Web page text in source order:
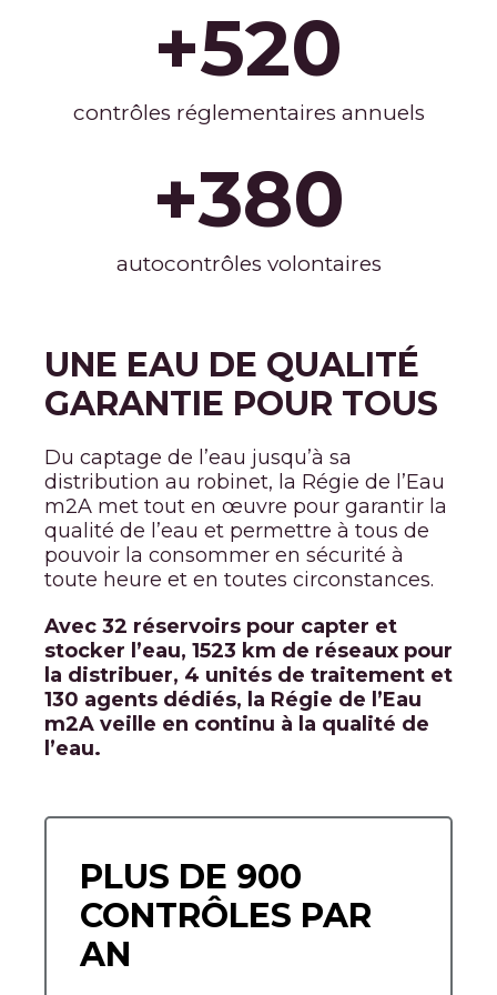
contrôles réglementaires annuels
+520
autocontrôles volontaires
+380
UNE EAU DE QUALITÉ
GARANTIE POUR TOUS
Du captage de l’eau jusqu’à sa
distribution au robinet, la Régie de l’Eau
m2A met tout en œuvre pour garantir la
qualité de l’eau et permettre à tous de
pouvoir la consommer en sécurité à
toute heure et en toutes circonstances.
Avec 32 réservoirs pour capter et
stocker l’eau, 1523 km de réseaux pour
la distribuer, 4 unités de traitement et
130 agents dédiés, la Régie de l’Eau
m2A veille en continu à la qualité de
l’eau.
PLUS DE 900
CONTRÔLES PAR
AN